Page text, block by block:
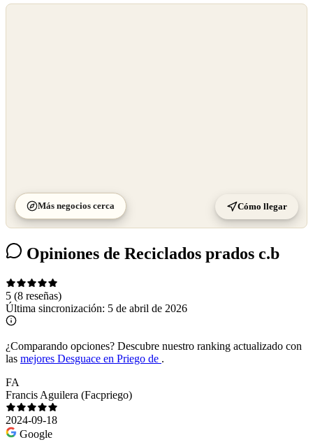
Más negocios cerca Cómo llegar
Opiniones de Reciclados prados c.b
5 (8 reseñas)
Última sincronización: 5 de abril de 2026
¿Comparando opciones? Descubre nuestro ranking actualizado con
las mejores Desguace en Priego de .
FA
Francis Aguilera (Facpriego)
2024-09-18
Google